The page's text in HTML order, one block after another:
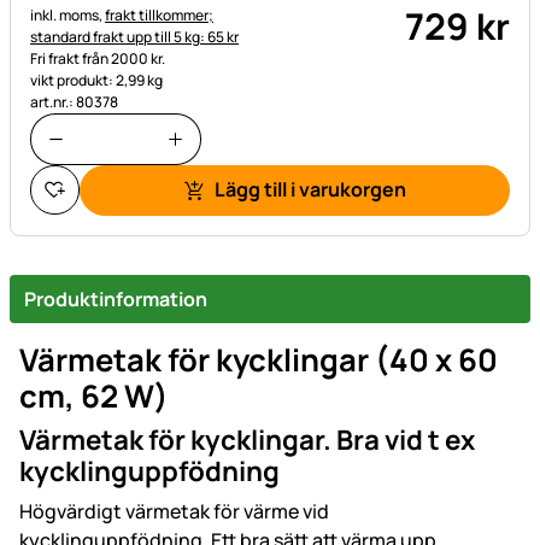
Skatteinformation:
inkl. moms,frakt tillkommer;
standard frakt upp till 5 kg: 65 kr
Fri frakt från 2000 kr.
vikt produkt: 2,99 kg
art.nr.: 80378
729 kr
Lägg till i varukorgen
Produktinformation
Värmetak för kycklingar (40 x 60
cm, 62 W)
Värmetak för kycklingar. Bra vid t ex
kycklinguppfödning
Högvärdigt värmetak för värme vid